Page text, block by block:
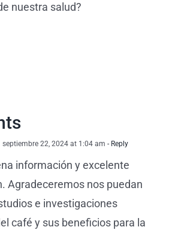
nuestra salud?
septiembre 22, 2024 at 1:04 am - Reply
información y excelente
Agradeceremos nos puedan
e investigaciones
café y sus beneficios para la